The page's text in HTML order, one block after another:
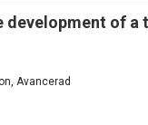
development of a
Avancerad